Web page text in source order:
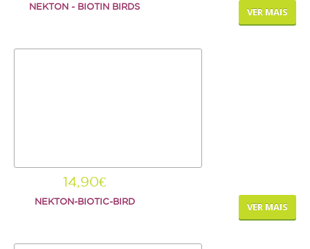
NEKTON - BIOTIN BIRDS VER MAIS
14,90€
NEKTON-BIOTIC-BIRD VER MAIS